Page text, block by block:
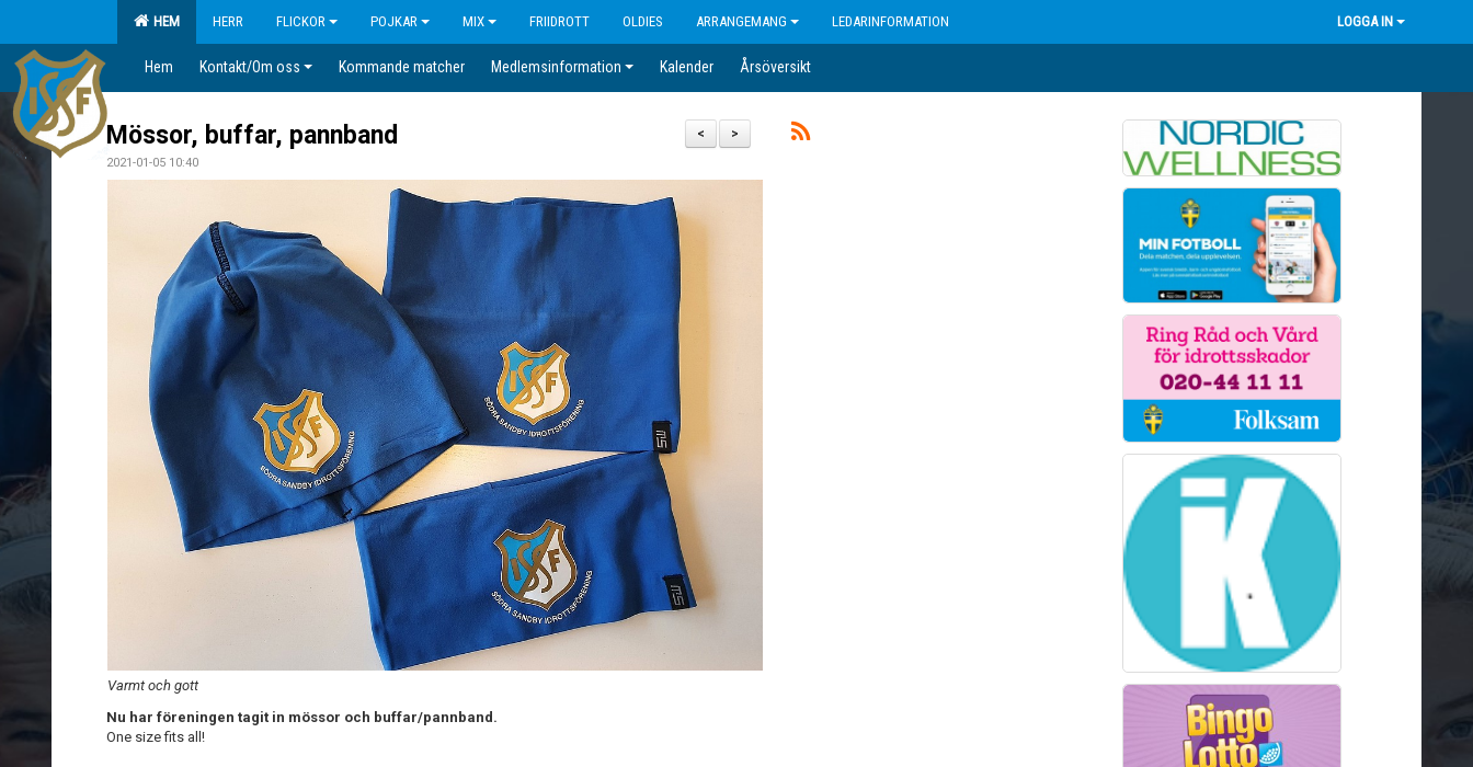
HEM HERR FLICKOR POJKAR MIX FRIIDROTT OLDIES ARRANGEMANG LEDARINFORMATION LOGGA IN
Hem Kontakt/Om oss Kommande matcher Medlemsinformation Kalender Årsöversikt
>
<
Mössor, buffar, pannband
2021-01-05 10:40
Varmt och gott
Nu har föreningen tagit in mössor och buffar/pannband.
One size fits all!